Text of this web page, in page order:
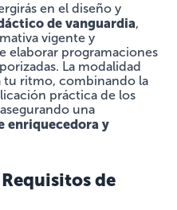
en el diseño y
de vanguardia,
vigente y
elaborar programaciones
La modalidad
tu ritmo, combinando la
práctica de los
una
enriquecedora y
de